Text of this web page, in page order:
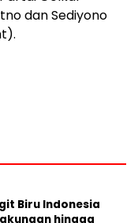
dan Sediyono
Biru Indonesia
hingga